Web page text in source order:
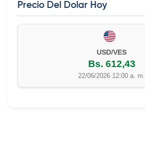
Precio Del Dolar Hoy
USD/VES
Bs. 612,43
22/06/2026 12:00 a. m.